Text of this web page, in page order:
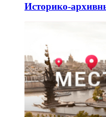
Историко-